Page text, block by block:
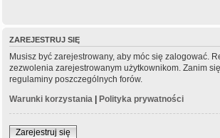
ZAREJESTRUJ SIĘ
Musisz być zarejestrowany, aby móc się zalogować.
zezwolenia zarejestrowanym użytkownikom. Zanim
regulaminy poszczególnych forów.
Warunki korzystania | Polityka prywatności
Zarejestruj się